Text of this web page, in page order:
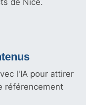
de Nice.
l'IA pour attirer
référencement